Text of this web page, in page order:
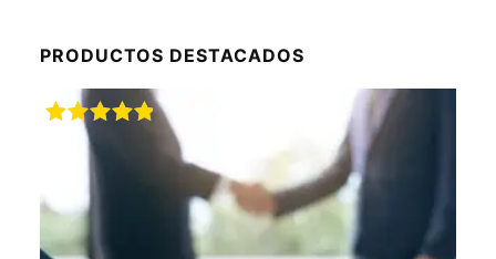
PRODUCTOS DESTACADOS
Valorado
5.00